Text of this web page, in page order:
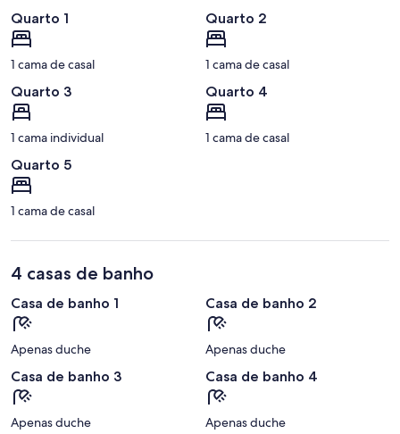
Quarto 1
1 cama de casal
Quarto 2
1 cama de casal
Quarto 3
1 cama individual
Quarto 4
1 cama de casal
Quarto 5
1 cama de casal
4 casas de banho
Casa de banho 1
Apenas duche
Casa de banho 2
Apenas duche
Casa de banho 3
Apenas duche
Casa de banho 4
Apenas duche